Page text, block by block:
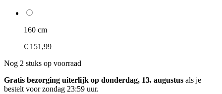
160 cm
€ 151,99
Nog 2 stuks op voorraad
Gratis bezorging uiterlijk op donderdag, 13. augustus als je
bestelt voorzondag 23:59 uur.